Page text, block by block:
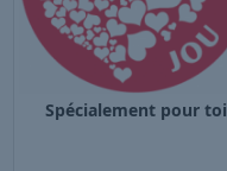
Spécialement pour toi